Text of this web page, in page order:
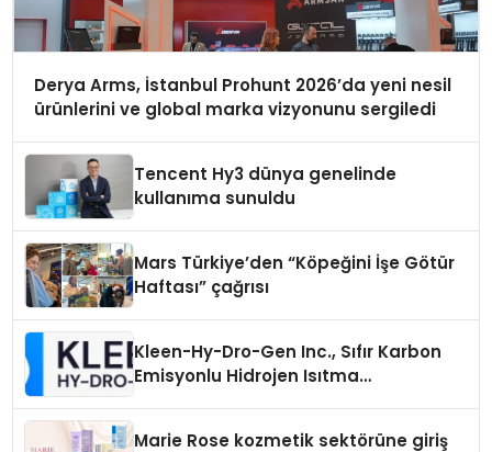
Derya Arms, İstanbul Prohunt 2026’da yeni nesil
ürünlerini ve global marka vizyonunu sergiledi
Tencent Hy3 dünya genelinde
kullanıma sunuldu
Mars Türkiye’den “Köpeğini İşe Götür
Haftası” çağrısı
Kleen-Hy-Dro-Gen Inc., Sıfır Karbon
Emisyonlu Hidrojen Isıtma
Marie Rose kozmetik sektörüne giriş